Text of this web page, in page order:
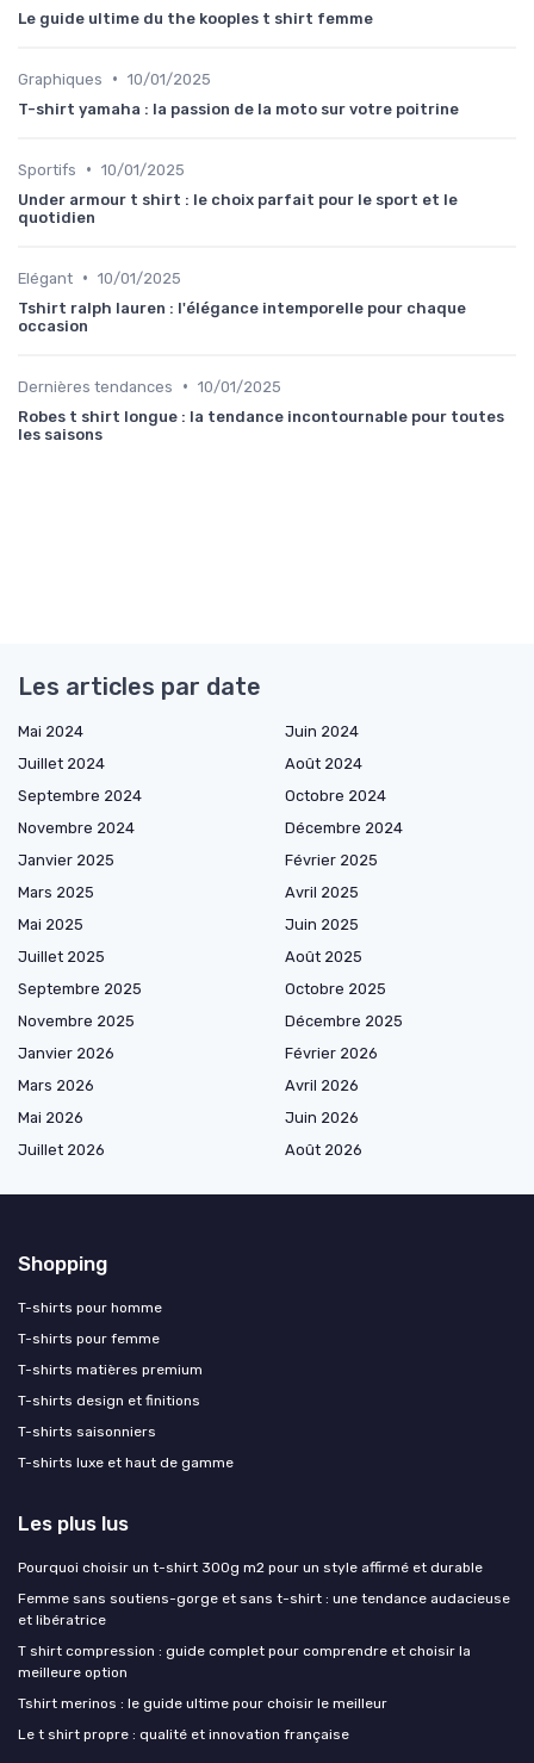
Le guide ultime du the kooples t shirt femme
Graphiques • 10/01/2025
T-shirt yamaha : la passion de la moto sur votre poitrine
Sportifs • 10/01/2025
Under armour t shirt : le choix parfait pour le sport et le
quotidien
Elégant • 10/01/2025
Tshirt ralph lauren : l'élégance intemporelle pour chaque
occasion
Dernières tendances • 10/01/2025
Robes t shirt longue : la tendance incontournable pour toutes
les saisons
Les articles par date
Mai 2024
Juin 2024
Juillet 2024
Août 2024
Septembre 2024
Octobre 2024
Novembre 2024
Décembre 2024
Janvier 2025
Février 2025
Mars 2025
Avril 2025
Mai 2025
Juin 2025
Juillet 2025
Août 2025
Septembre 2025
Octobre 2025
Novembre 2025
Décembre 2025
Janvier 2026
Février 2026
Mars 2026
Avril 2026
Mai 2026
Juin 2026
Juillet 2026
Août 2026
Shopping
T-shirts pour homme
T-shirts pour femme
T-shirts matières premium
T-shirts design et finitions
T-shirts saisonniers
T-shirts luxe et haut de gamme
Les plus lus
Pourquoi choisir un t-shirt 300g m2 pour un style affirmé et durable
Femme sans soutiens-gorge et sans t-shirt : une tendance audacieuse
et libératrice
T shirt compression : guide complet pour comprendre et choisir la
meilleure option
Tshirt merinos : le guide ultime pour choisir le meilleur
Le t shirt propre : qualité et innovation française